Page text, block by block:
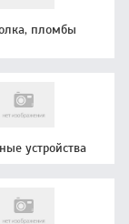
пломбы
устройства